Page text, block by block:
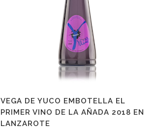
VEGA DE YUCO EMBOTELLA EL
PRIMER VINO DE LA AÑADA 2018 EN
LANZAROTE